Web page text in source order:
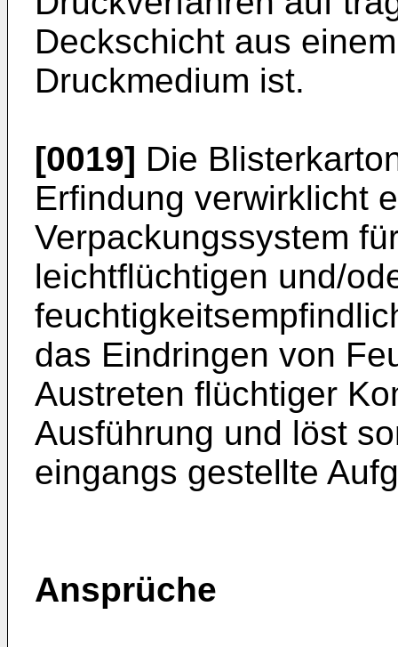
Deckschicht aus
Druckmedium ist.
[0019] Die
Erfindung verwirklicht
Verpackungssystem
leichtflüchtigen und/
das Eindringen von
Austreten flüchtiger
Ausführung und löst
eingangs gestellte
Ansprüche